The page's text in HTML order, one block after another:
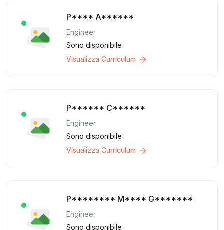
P**** A******
Engineer
Sono disponibile
Visualizza Curriculum
P****** C******
Engineer
Sono disponibile
Visualizza Curriculum
P******** M**** G*******
Engineer
Sono disponibile